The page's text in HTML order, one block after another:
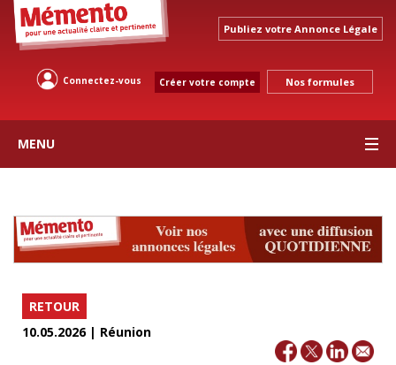
Publiez votre Annonce Légale
Connectez-vous Créer votre compte Nos formules
MENU
RETOUR
10.05.2026 | Réunion